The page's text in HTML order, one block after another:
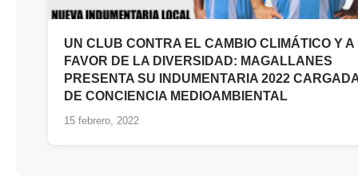
UN CLUB CONTRA EL CAMBIO CLIMÁTICO Y A
FAVOR DE LA DIVERSIDAD: MAGALLANES
PRESENTA SU INDUMENTARIA 2022
DE CONCIENCIA MEDIOAMBIENTAL
15 febrero, 2022